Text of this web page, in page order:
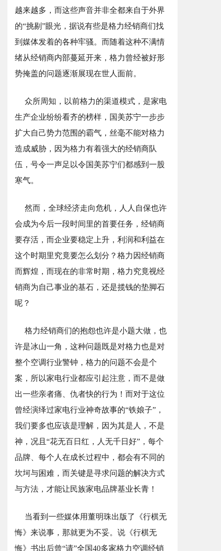
越来越多，而这些声音并非全都来自于外界
的“挑剔”眼光，据说有些是格力经销商们找
到媒体发着的各种牢骚。而随着这种不满情
绪从经销商内部蔓延开来，格力曾经被好形
势掩盖的问题逐渐展现在世人面前。
众所周知，以前格力的渠道模式，是家电
生产企业纷纷看齐的榜样，国美苏宁一步步
扩大自己势力范围的霸气，丝毫不能对格力
造成威胁，因为格力有着强大的经销商队
伍，号令一声足以令国美苏宁们都感到一股
寒气。
然而，全球经济走向危机，人人自保也许
会成为今后一段时间里的首要任务，经销商
要存活，而企业要稳定上升，利润和利益在
这个时期里究竟要怎么划分？格力因经销商
而辉煌，而现在的非常时期，格力究竟视经
销商为自己事业的基石，还是揽钱的垫脚石
呢？
格力经销商们的抱怨也许是小题大做，也
许是冰山一角，这种问题既是对格力也是对
整个空调行业警钟，格力的问题不会是个
案，所以家电行业都应引起注意，而不是做
出一些亲者痛、仇者快的行为！而对于这位
曾经演绎过家电行业神奇故事的“铁娘子”，
我们要多也应该是理解，因为其是人，不是
神，况且“花无百日红，人无千日好”，每个
品牌、每个人在成长过程中，都会有不同的
坎坷与困难，而关键是寻求问题的解决方式
与方法，才能让民族家电品牌基业长青！
当看到一些媒体用董明珠出版了《行棋无
悔》来说事，那就更为不妥。说《行棋无
悔》书出后曾“请”全国40多家格力空调经销